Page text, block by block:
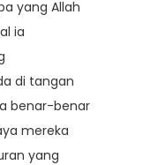
yang Allah
ia
di tangan
benar-benar
mereka
yang